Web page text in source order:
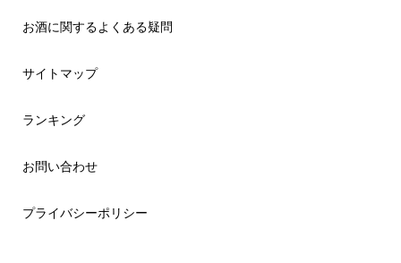
お酒に関するよくある疑問
サイトマップ
ランキング
お問い合わせ
プライバシーポリシー